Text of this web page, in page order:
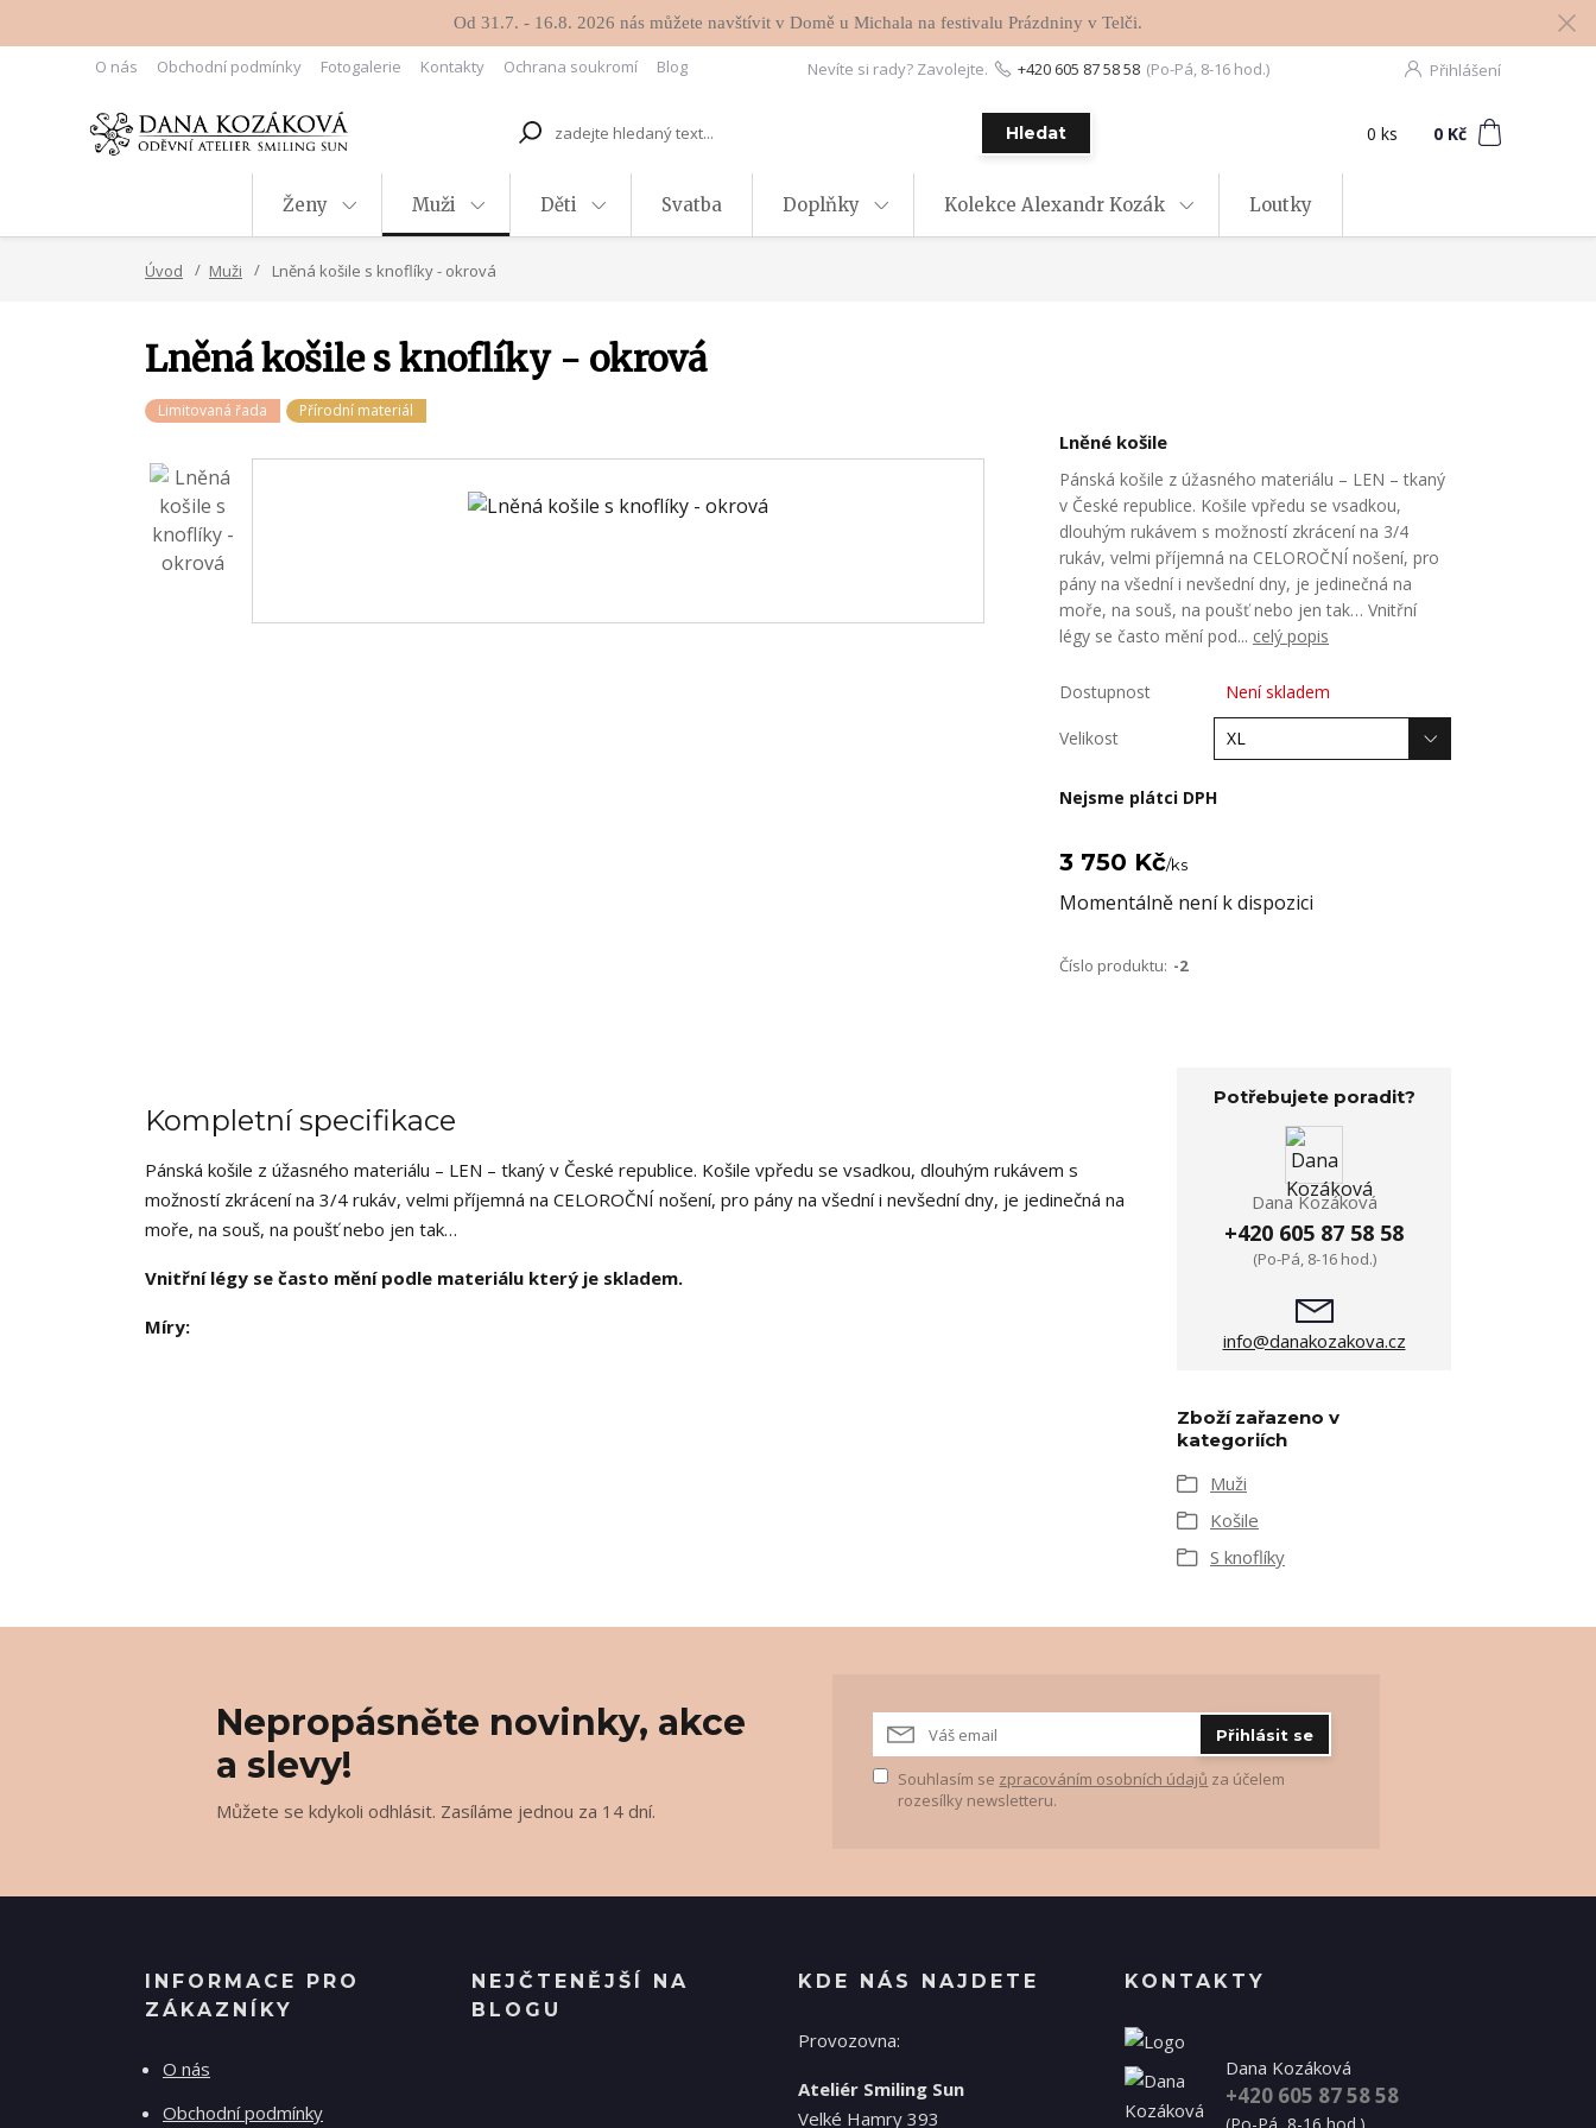
Od 31.7. - 16.8. 2026 nás můžete navštívit v Domě u Michala na festivalu Prázdniny v Telči.
O nás Obchodní podmínky Fotogalerie Kontakty Ochrana soukromí Blog Přihlášení
Hledat
Nevíte si rady? Zavolejte. +420 605 87 58 58 (Po-Pá, 8-16 hod.)
0 ks 0 Kč
Ženy Muži Děti Svatba Doplňky Kolekce Alexandr Kozák Loutky
Úvod Muži Lněná košile s knoflíky - okrová
Lněná košile s knoflíky - okrová
Limitovaná řada Přírodní materiál
Lněné košile
Pánská košile z úžasného materiálu – LEN – tkaný
v České republice. Košile vpředu se vsadkou,
dlouhým rukávem s možností zkrácení na 3/4
rukáv, velmi příjemná na CELOROČNÍ nošení, pro
pány na všední i nevšední dny, je jedinečná na
moře, na souš, na poušť nebo jen tak… Vnitřní
légy se často mění pod... celý popis
Dostupnost Není skladem
Velikost
Nejsme plátci DPH
3 750 Kč/ks
Momentálně není k dispozici
Číslo produktu: -2
Kompletní specifikace
Pánská košile z úžasného materiálu – LEN – tkaný v České republice. Košile vpředu se vsadkou, dlouhým rukávem s
možností zkrácení na 3/4 rukáv, velmi příjemná na CELOROČNÍ nošení, pro pány na všední i nevšední dny, je jedinečná na
moře, na souš, na poušť nebo jen tak…
Vnitřní légy se často mění podle materiálu který je skladem.
Míry:
Potřebujete poradit?
Dana Kozáková
+420 605 87 58 58
(Po-Pá, 8-16 hod.)
info@danakozakova.cz
Zboží zařazeno v
kategoriích
Muži
Košile
S knoflíky
Nepropásněte novinky, akce
a slevy!
Můžete se kdykoli odhlásit. Zasíláme jednou za 14 dní.
Přihlásit se
Souhlasím se zpracováním osobních údajů za účelem
rozesílky newsletteru.
INFORMACE PRO
ZÁKAZNÍKY
O nás
Obchodní podmínky
NEJČTENĚJŠÍ NA
BLOGU
KDE NÁS NAJDETE
Provozovna:
Ateliér Smiling Sun
Velké Hamry 393
KONTAKTY
Dana Kozáková
+420 605 87 58 58